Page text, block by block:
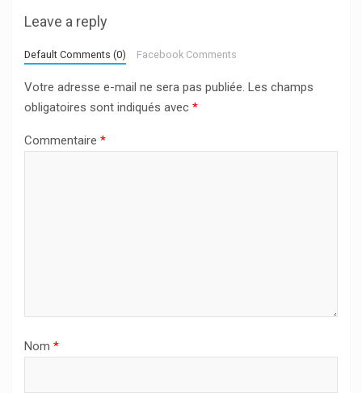
Leave a reply
Default Comments (0) Facebook Comments
Votre adresse e-mail ne sera pas publiée. Les champs
obligatoires sont indiqués avec *
Commentaire *
Nom *